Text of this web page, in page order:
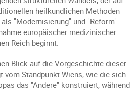
heilkundlichen Methoden
"Modernisierung" und "Reform"
europäischer medizinischer
Reich beginnt.
Blick auf die Vorgeschichte dieser
vom Standpunkt Wiens, wie die sich
das "Andere" konstruiert, während